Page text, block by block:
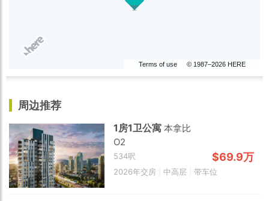
Terms of use © 1987–2026 HERE
周边推荐
1房1卫公寓本拿比
O2
534呎 $69.9万
2026年交房 中高层 带车位